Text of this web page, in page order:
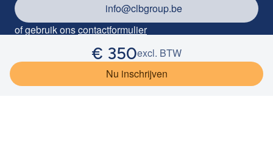
€ 350excl. BTW
Nu inschrijven
info@clbgroup.be
of gebruik onscontactformulier
Industrieterrein Kolmen 1085, 3570 Alken
PrivacyCookieverklaring